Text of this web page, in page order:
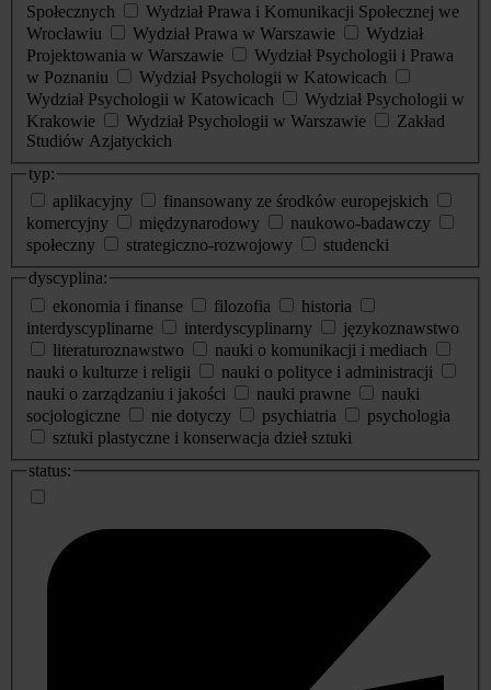
Społecznych
Wydział Prawa i Komunikacji Społecznej we
Wrocławiu
Wydział Prawa w Warszawie
Wydział
Projektowania w Warszawie
Wydział Psychologii i Prawa
w Poznaniu
Wydział Psychologii w Katowicach
Wydział Psychologii w Katowicach
Wydział Psychologii w
Krakowie
Wydział Psychologii w Warszawie
Zakład
Studiów Azjatyckich
typ:
aplikacyjny
finansowany ze środków europejskich
komercyjny
międzynarodowy
naukowo-badawczy
społeczny
strategiczno-rozwojowy
studencki
dyscyplina:
ekonomia i finanse
filozofia
historia
interdyscyplinarne
interdyscyplinarny
językoznawstwo
literaturoznawstwo
nauki o komunikacji i mediach
nauki o kulturze i religii
nauki o polityce i administracji
nauki o zarządzaniu i jakości
nauki prawne
nauki
socjologiczne
nie dotyczy psychiatria
psychologia
sztuki plastyczne i konserwacja dzieł sztuki
status: